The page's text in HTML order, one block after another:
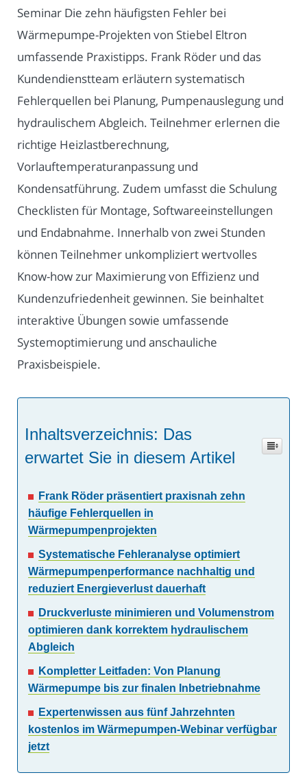
Seminar Die zehn häufigsten Fehler bei
Wärmepumpe-Projekten von Stiebel Eltron
umfassende Praxistipps. Frank Röder und das
Kundendienstteam erläutern systematisch
Fehlerquellen bei Planung, Pumpenauslegung und
hydraulischem Abgleich. Teilnehmer erlernen die
richtige Heizlastberechnung,
Vorlauftemperaturanpassung und
Kondensatführung. Zudem umfasst die Schulung
Checklisten für Montage, Softwareeinstellungen
und Endabnahme. Innerhalb von zwei Stunden
können Teilnehmer unkompliziert wertvolles
Know-how zur Maximierung von Effizienz und
Kundenzufriedenheit gewinnen. Sie beinhaltet
interaktive Übungen sowie umfassende
Systemoptimierung und anschauliche
Praxisbeispiele.
Inhaltsverzeichnis: Das
erwartet Sie in diesem Artikel
Frank Röder präsentiert praxisnah zehn
häufige Fehlerquellen in
Wärmepumpenprojekten
Systematische Fehleranalyse optimiert
Wärmepumpenperformance nachhaltig und
reduziert Energieverlust dauerhaft
Druckverluste minimieren und Volumenstrom
optimieren dank korrektem hydraulischem
Abgleich
Kompletter Leitfaden: Von Planung
Wärmepumpe bis zur finalen Inbetriebnahme
Expertenwissen aus fünf Jahrzehnten
kostenlos im Wärmepumpen-Webinar verfügbar
jetzt